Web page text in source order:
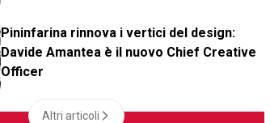
Pininfarina rinnova i vertici del design:
Davide Amantea è il nuovo Chief Creative
Officer
Altri articoli